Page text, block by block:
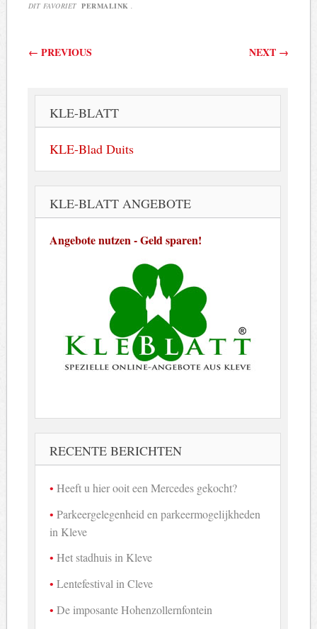
DIT FAVORIET PERMALINK .
Berichtnavigatie
← PREVIOUS NEXT →
KLE-BLATT
KLE-Blad Duits
KLE-BLATT ANGEBOTE
Angebote nutzen - Geld sparen!
RECENTE BERICHTEN
Heeft u hier ooit een Mercedes gekocht?
Parkeergelegenheid en parkeermogelijkheden
in Kleve
Het stadhuis in Kleve
Lentefestival in Cleve
De imposante Hohenzollernfontein